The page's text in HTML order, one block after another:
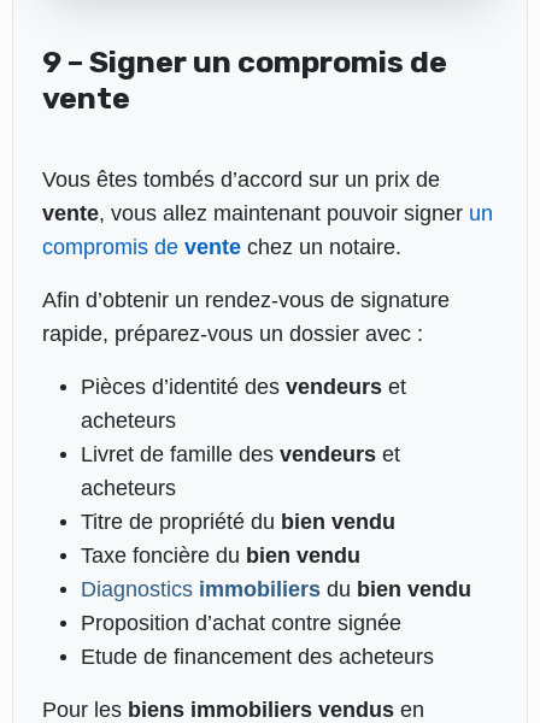
9 – Signer un compromis de
vente
Vous êtes tombés d’accord sur un prix de
vente, vous allez maintenant pouvoir signer un
compromis de ventechez un notaire.
Afin d’obtenir un rendez-vous de signature
rapide, préparez-vous un dossier avec :
Pièces d’identité des vendeurset
acheteurs
Livret de famille des vendeurset
acheteurs
Titre de propriété du bien vendu
Taxe foncière du bien vendu
Diagnostics immobiliersdu bien vendu
Proposition d’achat contre signée
Etude de financement des acheteurs
Pour les biens immobiliers vendusen